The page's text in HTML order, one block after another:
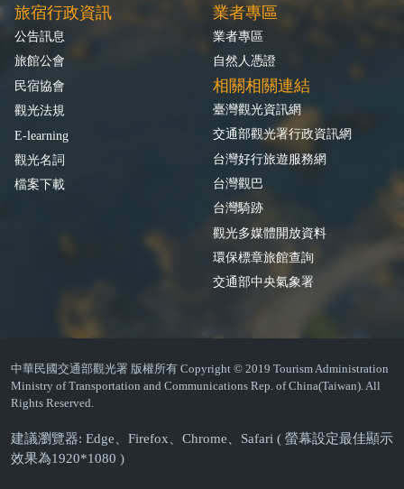
旅宿行政資訊
公告訊息
旅館公會
民宿協會
觀光法規
E-learning
觀光名詞
檔案下載
業者專區
業者專區
自然人憑證
相關相關連結
臺灣觀光資訊網
交通部觀光署行政資訊網
台灣好行旅遊服務網
台灣觀巴
台灣騎跡
觀光多媒體開放資料
環保標章旅館查詢
交通部中央氣象署
中華民國交通部觀光署 版權所有 Copyright © 2019 Tourism Administration
Ministry of Transportation and Communications Rep. of China(Taiwan). All
Rights Reserved.
建議瀏覽器: Edge、Firefox、Chrome、Safari ( 螢幕設定最佳顯示
效果為1920*1080 )